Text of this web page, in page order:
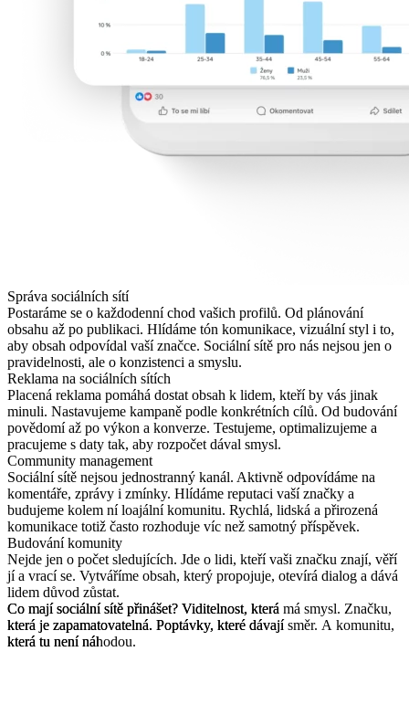
Správa sociálních sítí
Postaráme se o každodenní chod vašich profilů. Od plánování
obsahu až po publikaci. Hlídáme tón komunikace, vizuální styl i to,
aby obsah odpovídal vaší značce. Sociální sítě pro nás nejsou jen o
pravidelnosti, ale o konzistenci a smyslu.
Reklama na sociálních sítích
Placená reklama pomáhá dostat obsah k lidem, kteří by vás jinak
minuli. Nastavujeme kampaně podle konkrétních cílů. Od budování
povědomí až po výkon a konverze. Testujeme, optimalizujeme a
pracujeme s daty tak, aby rozpočet dával smysl.
Community management
Sociální sítě nejsou jednostranný kanál. Aktivně odpovídáme na
komentáře, zprávy i zmínky. Hlídáme reputaci vaší značky a
budujeme kolem ní loajální komunitu. Rychlá, lidská a přirozená
komunikace totiž často rozhoduje víc než samotný příspěvek.
Budování komunity
Nejde jen o počet sledujících. Jde o lidi, kteří vaši značku znají, věří
jí a vrací se. Vytváříme obsah, který propojuje, otevírá dialog a dává
lidem důvod zůstat.
Co mají sociální sítě přinášet? Viditelnost, která má smysl. Značku,
která je zapamatovatelná. Poptávky, které dávají směr. A komunitu,
která tu není náhodou.
Co mají sociální sítě přinášet? Viditelnost, která má smysl. Značku,
která je zapamatovatelná. Poptávky, které dávají směr. A komunitu,
která tu není náhodou.